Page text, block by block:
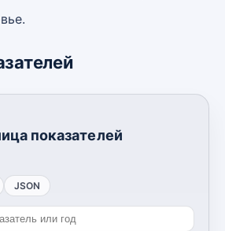
показателей
JSON